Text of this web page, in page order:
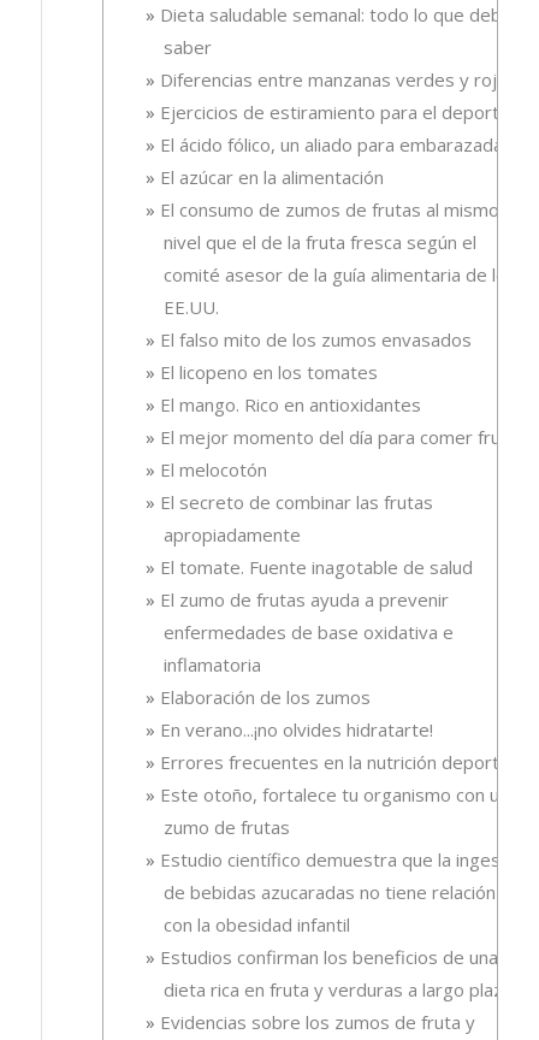
Dieta saludable semanal: todo lo que debes
saber
Diferencias entre manzanas verdes y rojas
Ejercicios de estiramiento para el deporte
El ácido fólico, un aliado para embarazadas.
El azúcar en la alimentación
El consumo de zumos de frutas al mismo
nivel que el de la fruta fresca según el
comité asesor de la guía alimentaria de los
EE.UU.
El falso mito de los zumos envasados
El licopeno en los tomates
El mango. Rico en antioxidantes
El mejor momento del día para comer fruta
El melocotón
El secreto de combinar las frutas
apropiadamente
El tomate. Fuente inagotable de salud
El zumo de frutas ayuda a prevenir
enfermedades de base oxidativa e
inflamatoria
Elaboración de los zumos
En verano...¡no olvides hidratarte!
Errores frecuentes en la nutrición deportiva
Este otoño, fortalece tu organismo con un
zumo de frutas
Estudio científico demuestra que la ingesta
de bebidas azucaradas no tiene relación
con la obesidad infantil
Estudios confirman los beneficios de una
dieta rica en fruta y verduras a largo plazo
Evidencias sobre los zumos de fruta y